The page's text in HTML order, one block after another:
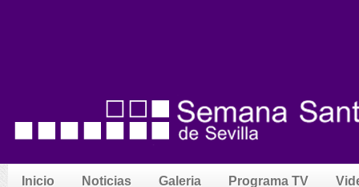
Inicio Noticias Galeria Programa TV